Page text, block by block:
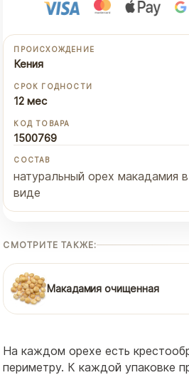
ПРОИСХОЖДЕНИЕ
Кения
СРОК ГОДНОСТИ
12 мес
КОД ТОВАРА
1500769
СОСТАВ
натуральный орех макадамия
виде
СМОТРИТЕ ТАКЖЕ:
Макадамия очищенная
На каждом орехе есть
периметру. К каждой упаковке